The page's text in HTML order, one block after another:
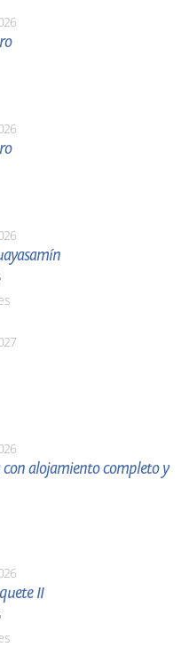
con alojamiento completo y
II